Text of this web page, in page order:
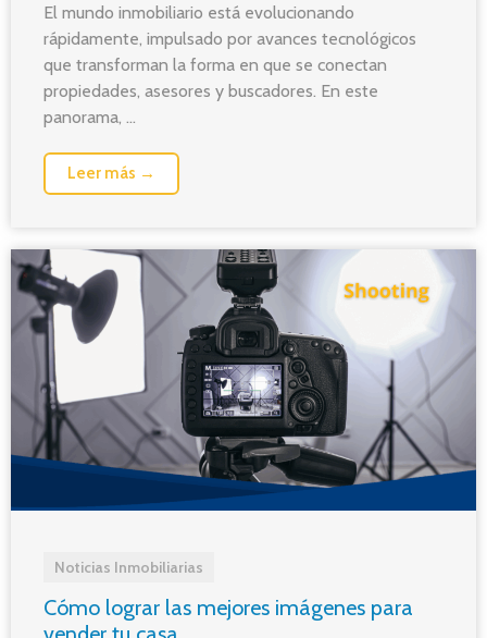
El mundo inmobiliario está evolucionando
rápidamente, impulsado por avances tecnológicos
que transforman la forma en que se conectan
propiedades, asesores y buscadores. En este
panorama, ...
Leer más →
Noticias Inmobiliarias
Cómo lograr las mejores imágenes para